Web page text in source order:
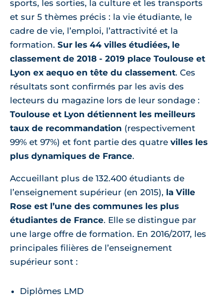
sports, les sorties, la culture et les transports
et sur 5 thèmes précis : la vie étudiante, le
cadre de vie, l’emploi, l’attractivité et la
formation. Sur les 44 villes étudiées, le
classement de 2018 - 2019 place Toulouse et
Lyon ex aequo en tête du classement. Ces
résultats sont confirmés par les avis des
lecteurs du magazine lors de leur sondage :
Toulouse et Lyon détiennent les meilleurs
taux de recommandation (respectivement
99% et 97%) et font partie des quatre villes les
plus dynamiques de France.
Accueillant plus de 132.400 étudiants de
l’enseignement supérieur (en 2015), la Ville
Rose est l’une des communes les plus
étudiantes de France. Elle se distingue par
une large offre de formation. En 2016/2017, les
principales filières de l’enseignement
supérieur sont :
Diplômes LMD